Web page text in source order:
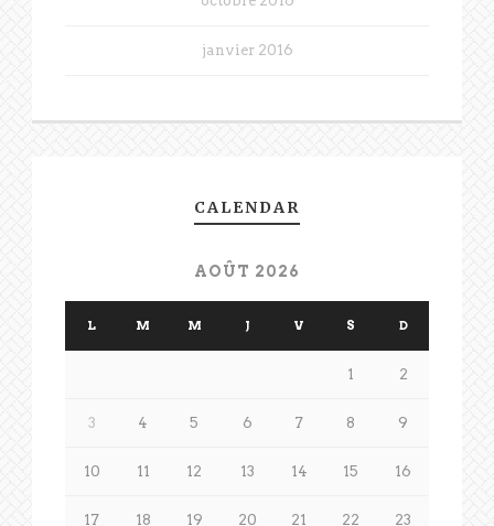
janvier 2016
CALENDAR
AOÛT 2026
L M M J V S D
1 2
3 4 5 6 7 8 9
10 11 12 13 14 15 16
17 18 19 20 21 22 23